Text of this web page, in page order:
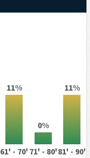
11%
0%
11%
61' - 70' 71' - 80'81' - 90'